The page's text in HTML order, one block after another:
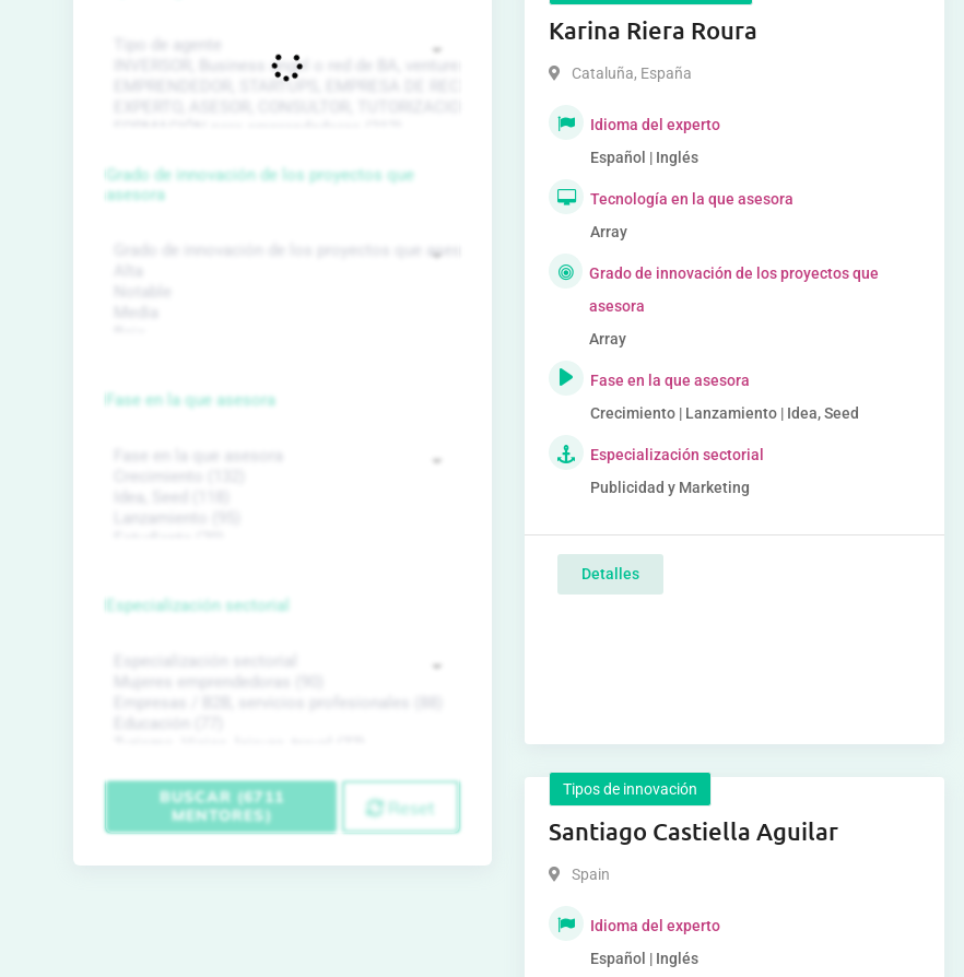
Karina Riera Roura
Cataluña, España
Idioma del experto
Español | Inglés
Tecnología en la que asesora
Array
Grado de innovación de los proyectos que
asesora
Array
Fase en la que asesora
Crecimiento | Lanzamiento | Idea, Seed
Especialización sectorial
Publicidad y Marketing
Detalles
Tipos de innovación
Santiago Castiella Aguilar
Spain
Idioma del experto
Español | Inglés
Grado de innovación de los proyectos que
asesora
Fase en la que asesora
Especialización sectorial
BUSCAR (6711
MENTORES)
Reset